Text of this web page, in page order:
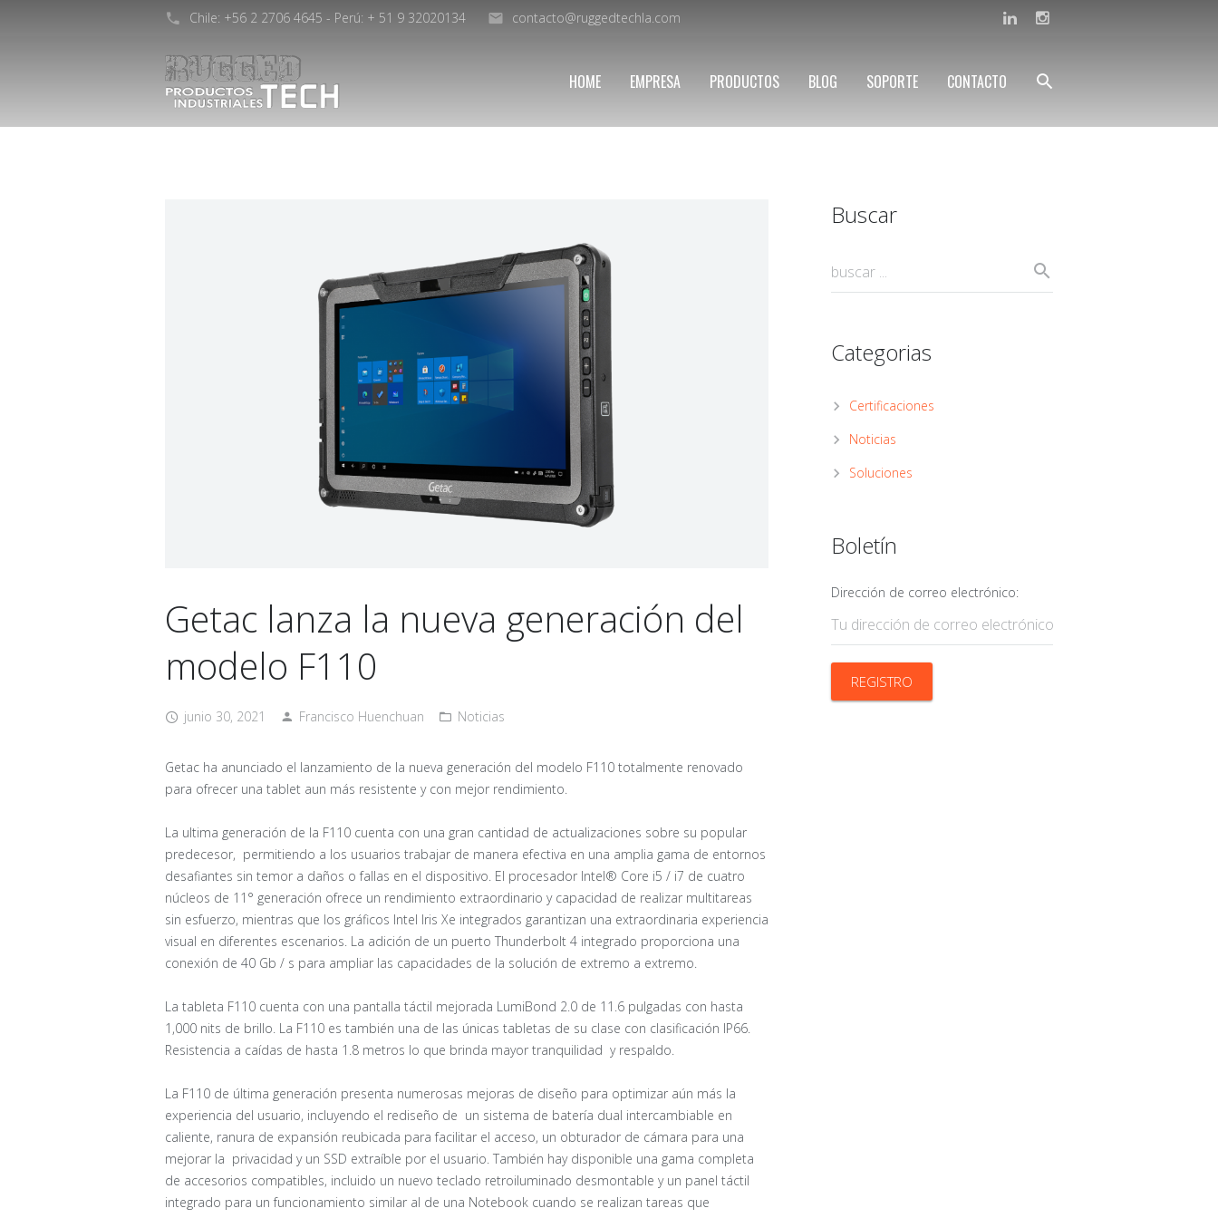
Chile: +56 2 2706 4645 - Perú: + 51 9 32020134 contacto@ruggedtechla.com
HOME EMPRESA PRODUCTOS BLOG SOPORTE CONTACTO
Getac lanza la nueva generación del
modelo F110
junio 30, 2021 Francisco Huenchuan Noticias
Getac ha anunciado el lanzamiento de la nueva generación del modelo F110 totalmente renovado
para ofrecer una tablet aun más resistente y con mejor rendimiento.
La ultima generación de la F110 cuenta con una gran cantidad de actualizaciones sobre su popular
predecesor, permitiendo a los usuarios trabajar de manera efectiva en una amplia gama de entornos
desafiantes sin temor a daños o fallas en el dispositivo. El procesador Intel® Core i5 / i7 de cuatro
núcleos de 11° generación ofrece un rendimiento extraordinario y capacidad de realizar multitareas
sin esfuerzo, mientras que los gráficos Intel Iris Xe integrados garantizan una extraordinaria experiencia
visual en diferentes escenarios. La adición de un puerto Thunderbolt 4 integrado proporciona una
conexión de 40 Gb / s para ampliar las capacidades de la solución de extremo a extremo.
La tableta F110 cuenta con una pantalla táctil mejorada LumiBond 2.0 de 11.6 pulgadas con hasta
1,000 nits de brillo. La F110 es también una de las únicas tabletas de su clase con clasificación IP66.
Resistencia a caídas de hasta 1.8 metros lo que brinda mayor tranquilidad y respaldo.
La F110 de última generación presenta numerosas mejoras de diseño para optimizar aún más la
experiencia del usuario, incluyendo el rediseño de un sistema de batería dual intercambiable en
caliente, ranura de expansión reubicada para facilitar el acceso, un obturador de cámara para una
mejorar la privacidad y un SSD extraíble por el usuario. También hay disponible una gama completa
de accesorios compatibles, incluido un nuevo teclado retroiluminado desmontable y un panel táctil
integrado para un funcionamiento similar al de una Notebook cuando se realizan tareas que
Buscar
Categorias
Certificaciones
Noticias
Soluciones
Boletín
Dirección de correo electrónico: